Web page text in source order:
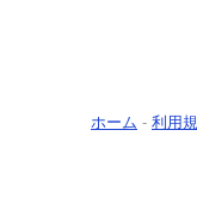
ホーム - 利用